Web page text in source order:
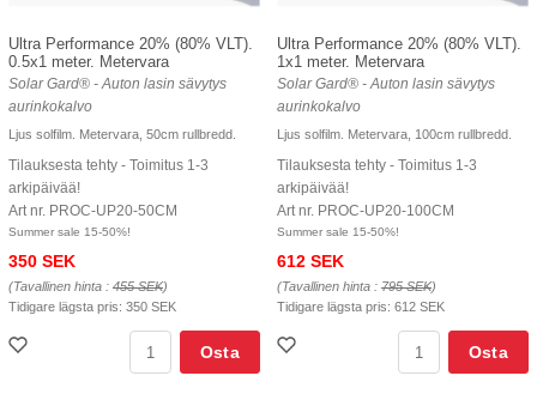
Ultra Performance 20% (80% VLT).
0.5x1 meter. Metervara
Solar Gard® - Auton lasin sävytys
aurinkokalvo
Ljus solfilm. Metervara, 50cm rullbredd.
Tilauksesta tehty - Toimitus 1-3
arkipäivää!
Art nr. PROC-UP20-50CM
Summer sale 15-50%!
350 SEK
(Tavallinen hinta : 455 SEK)
Tidigare lägsta pris: 350 SEK
Osta
Ultra Performance 20% (80% VLT).
1x1 meter. Metervara
Solar Gard® - Auton lasin sävytys
aurinkokalvo
Ljus solfilm. Metervara, 100cm rullbredd.
Tilauksesta tehty - Toimitus 1-3
arkipäivää!
Art nr. PROC-UP20-100CM
Summer sale 15-50%!
612 SEK
(Tavallinen hinta : 795 SEK)
Tidigare lägsta pris: 612 SEK
Osta